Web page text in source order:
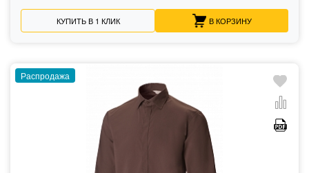
КУПИТЬ В 1 КЛИК В КОРЗИНУ
Распродажа